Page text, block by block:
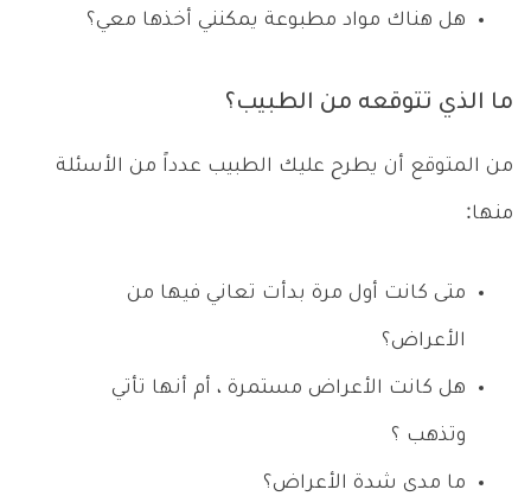
هل هناك مواد مطبوعة يمكنني أخذها معي؟
ما الذي تتوقعه من الطبيب؟
من المتوقع أن يطرح عليك الطبيب عدداً من الأسئلة
منها:
متى كانت أول مرة بدأت تعاني فيها من
الأعراض؟
هل كانت الأعراض مستمرة ، أم أنها تأتي
وتذهب ؟
ما مدى شدة الأعراض؟